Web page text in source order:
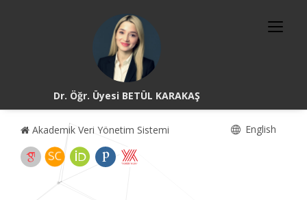
Dr. Öğr. Üyesi BETÜL KARAKAŞ
Akademik Veri Yönetim Sistemi English